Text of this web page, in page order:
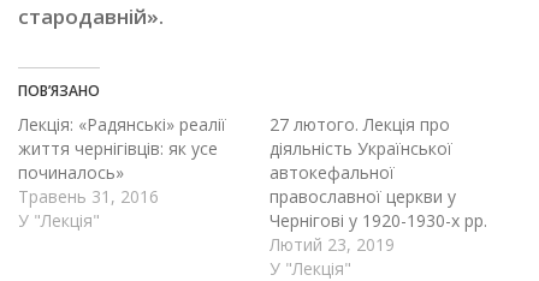
стародавній».
ПОВ’ЯЗАНО
Лекція: «Радянські» реалії
життя чернігівців: як усе
починалось»
Травень 31, 2016
У "Лекція"
27 лютого. Лекція про
діяльність Української
автокефальної
православної церкви у
Чернігові у 1920-1930-х рр.
Лютий 23, 2019
У "Лекція"